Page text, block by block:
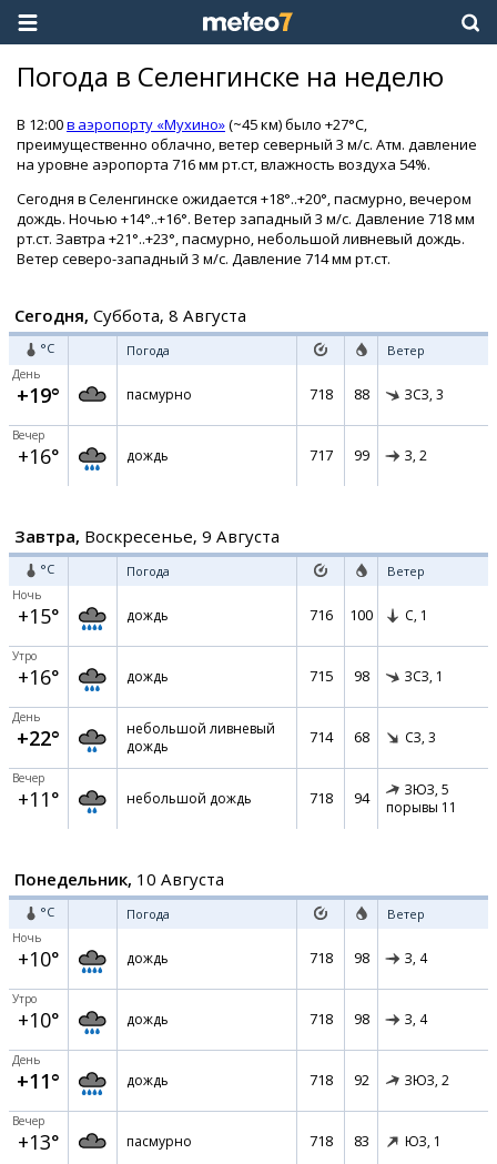
Погода в Селенгинске на неделю
В 12:00в аэропорту «Мухино»(~45 км) было +27°C,
преимущественно облачно, ветер северный 3 м/с. Атм. давление
на уровне аэропорта 716 мм рт.ст, влажность воздуха 54%.
Сегодня в Селенгинске ожидается +18°..+20°, пасмурно, вечером
дождь. Ночью +14°..+16°. Ветер западный 3 м/с. Давление 718 мм
рт.ст. Завтра +21°..+23°, пасмурно, небольшой ливневый дождь.
Ветер северо-западный 3 м/с. Давление 714 мм рт.ст.
Сегодня, Суббота, 8 Августа
°C Погода Ветер
День
+19° пасмурно 718 88 ЗСЗ, 3
Вечер
+16° дождь 717 99 З, 2
Завтра, Воскресенье, 9 Августа
°C Погода Ветер
Ночь
+15° дождь 716 100 С, 1
Утро
+16° дождь 715 98 ЗСЗ, 1
День
+22°
небольшой ливневый
дождь
714 68 СЗ, 3
Вечер
+11° небольшой дождь 718 94 ЗЮЗ, 5
порывы 11
Понедельник, 10 Августа
°C Погода Ветер
Ночь
+10° дождь 718 98 З, 4
Утро
+10° дождь 718 98 З, 4
День
+11° дождь 718 92 ЗЮЗ, 2
Вечер
+13° пасмурно 718 83 ЮЗ, 1